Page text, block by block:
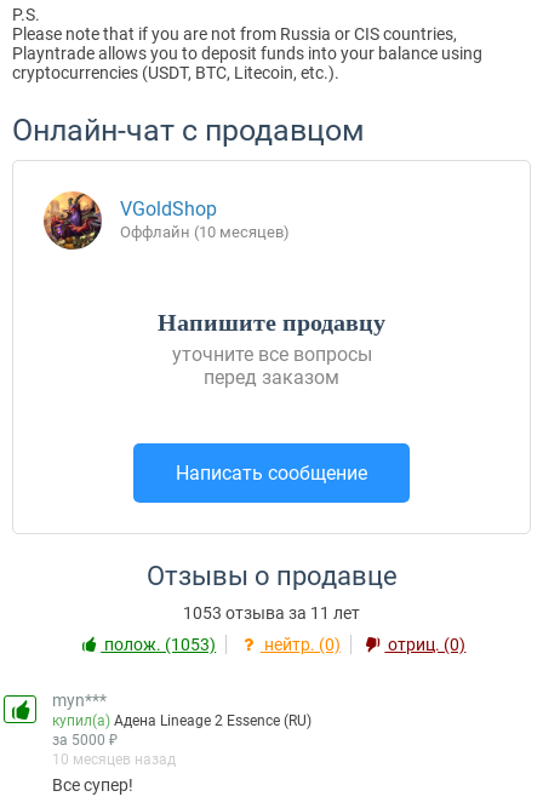
P.S.
Please note that if you are not from Russia or CIS countries,
Playntrade allows you to deposit funds into your balance using
cryptocurrencies (USDT, BTC, Litecoin, etc.).
Онлайн-чат с продавцом
VGoldShop
Оффлайн (10 месяцев)
Напишите продавцу
уточните все вопросы
перед заказом
Написать сообщение
Отзывы о продавце
1053 отзыва за 11 лет
полож. (1053)
нейтр. (0) отриц. (0)
myn***
купил(а)Адена Lineage 2 Essence (RU)
за 5000 ₽
10 месяцев назад
Все супер!